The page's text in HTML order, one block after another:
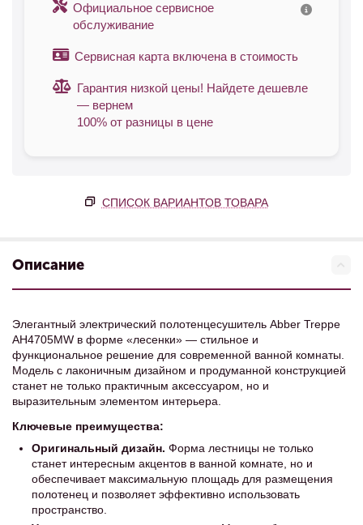
Официальное сервисное
обслуживание
Сервисная карта включена в стоимость
Гарантия низкой цены! Найдете дешевле
— вернем
100% от разницы в цене
СПИСОК ВАРИАНТОВ ТОВАРА
Описание
Элегантный электрический полотенцесушитель Abber Treppe
AH4705MW в форме «лесенки» — стильное и
функциональное решение для современной ванной комнаты.
Модель с лаконичным дизайном и продуманной конструкцией
станет не только практичным аксессуаром, но и
выразительным элементом интерьера.
Ключевые преимущества:
Оригинальный дизайн. Форма лестницы не только
станет интересным акцентов в ванной комнате, но и
обеспечивает максимальную площадь для размещения
полотенец и позволяет эффективно использовать
пространство.